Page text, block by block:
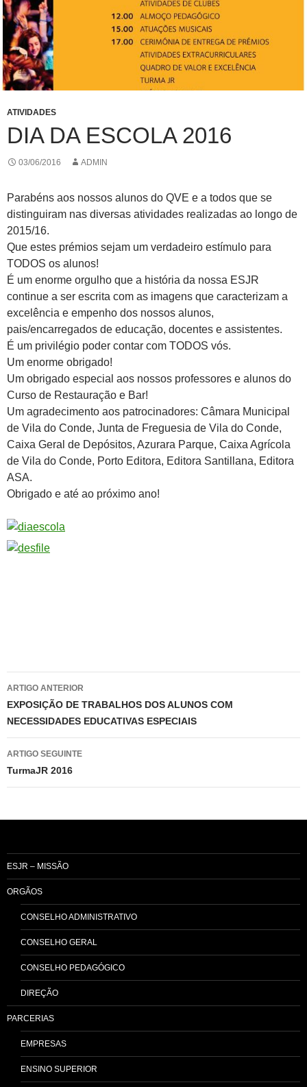
ATIVIDADES
DIA DA ESCOLA 2016
03/06/2016 ADMIN
Parabéns aos nossos alunos do QVE e a todos que se
distinguiram nas diversas atividades realizadas ao longo de
2015/16.
Que estes prémios sejam um verdadeiro estímulo para
TODOS os alunos!
É um enorme orgulho que a história da nossa ESJR
continue a ser escrita com as imagens que caracterizam a
excelência e empenho dos nossos alunos,
pais/encarregados de educação, docentes e assistentes.
É um privilégio poder contar com TODOS vós.
Um enorme obrigado!
Um obrigado especial aos nossos professores e alunos do
Curso de Restauração e Bar!
Um agradecimento aos patrocinadores: Câmara Municipal
de Vila do Conde, Junta de Freguesia de Vila do Conde,
Caixa Geral de Depósitos, Azurara Parque, Caixa Agrícola
de Vila do Conde, Porto Editora, Editora Santillana, Editora
ASA.
Obrigado e até ao próximo ano!
Navegação
de
artigos
ARTIGO ANTERIOR
EXPOSIÇÃO DE TRABALHOS DOS ALUNOS COM
NECESSIDADES EDUCATIVAS ESPECIAIS
ARTIGO SEGUINTE
TurmaJR 2016
ESJR – MISSÃO
ORGÃOS
CONSELHO ADMINISTRATIVO
CONSELHO GERAL
CONSELHO PEDAGÓGICO
DIREÇÃO
PARCERIAS
EMPRESAS
ENSINO SUPERIOR